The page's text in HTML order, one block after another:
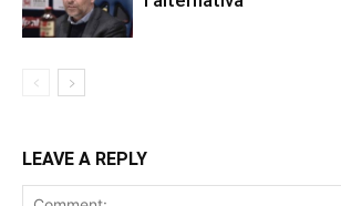
LEAVE A REPLY